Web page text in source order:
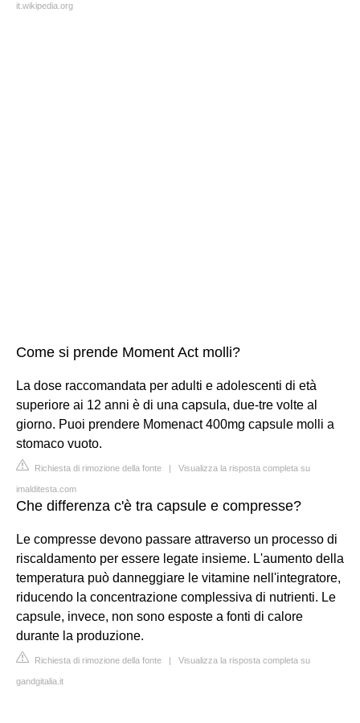
it.wikipedia.org
Come si prende Moment Act molli?
La dose raccomandata per adulti e adolescenti di età
superiore ai 12 anni è di una capsula, due-tre volte al
giorno. Puoi prendere Momenact 400mg capsule molli a
stomaco vuoto.
Richiesta di rimozione della fonte | Visualizza la risposta completa su
imalditesta.com
Che differenza c'è tra capsule e compresse?
Le compresse devono passare attraverso un processo di
riscaldamento per essere legate insieme. L'aumento della
temperatura può danneggiare le vitamine nell'integratore,
riducendo la concentrazione complessiva di nutrienti. Le
capsule, invece, non sono esposte a fonti di calore
durante la produzione.
Richiesta di rimozione della fonte | Visualizza la risposta completa su
gandgitalia.it